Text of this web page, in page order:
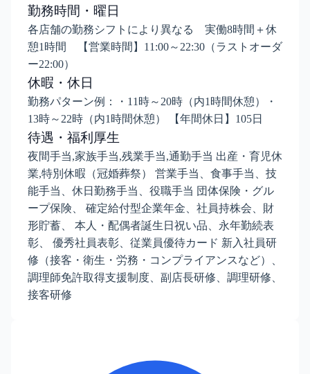
勤務時間・曜日
各店舗の勤務シフトにより異なる 実働8時間＋休
憩1時間 【営業時間】11:00～22:30（ラストオーダ
ー22:00）
休暇・休日
勤務パターン例：・11時～20時（内1時間休憩）・
13時～22時（内1時間休憩） 【年間休日】105日
待遇・福利厚生
夜間手当,家族手当,残業手当,通勤手当 出産・育児休
業,特別休暇（冠婚葬祭） 営業手当、食事手当、技
能手当、休日勤務手当、役職手当 団体保険・グル
ープ保険、 確定給付型企業年金、社員持株会、財
形貯蓄、 本人・配偶者誕生日祝い品、永年勤続表
彰、 優秀社員表彰、従業員優待カード 新入社員研
修（接客・衛生・労務・コンプライアンスなど）、
調理師免許取得支援制度、副店長研修、調理研修、
接客研修